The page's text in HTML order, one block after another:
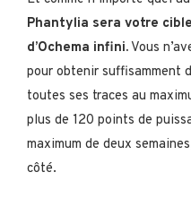
Phantylia sera votre
d’Ochema infini.Vous
pour obtenir suffisamment
toutes ses traces au
plus de 120 points de
maximum de deux
côté.